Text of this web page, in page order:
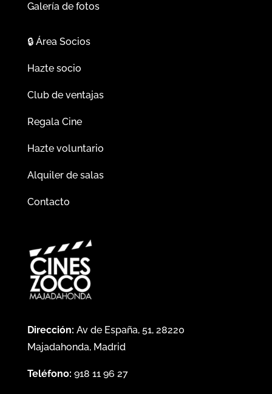
Galería de fotos
🔒Área Socios
Hazte socio
Club de ventajas
Regala Cine
Hazte voluntario
Alquiler de salas
Contacto
Dirección: Av de España, 51, 28220
Majadahonda, Madrid
Teléfono: 918 11 96 27